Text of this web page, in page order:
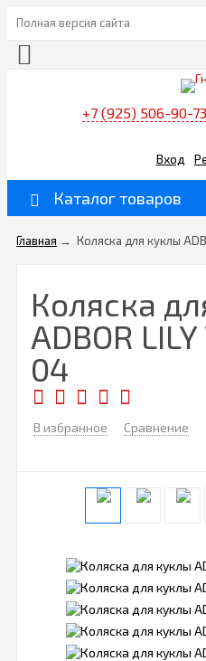
Полная версия сайта
+7 (925) 506-90-73
Вход
Каталог товаров
Главная → Коляска для куклы
Коляска
ADBOR
04
В избранное Сравнение